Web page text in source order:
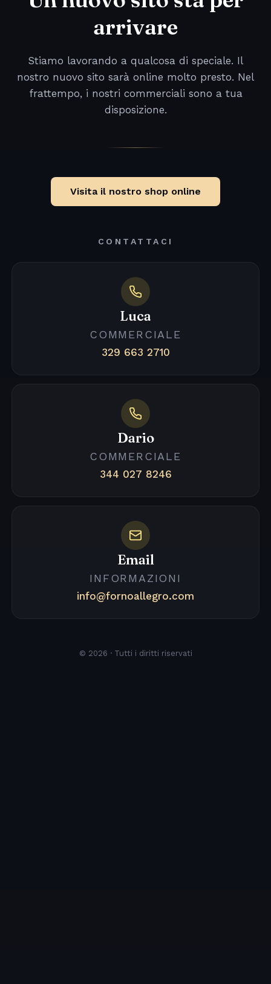
arrivare
Stiamo lavorando a qualcosa di speciale. Il
nostro nuovo sito sarà online molto presto. Nel
frattempo, i nostri commerciali sono a tua
disposizione.
Visita il nostro shop online
CONTATTACI
Luca
COMMERCIALE
329 663 2710
Dario
COMMERCIALE
344 027 8246
Email
INFORMAZIONI
info@fornoallegro.com
© 2026 · Tutti i diritti riservati